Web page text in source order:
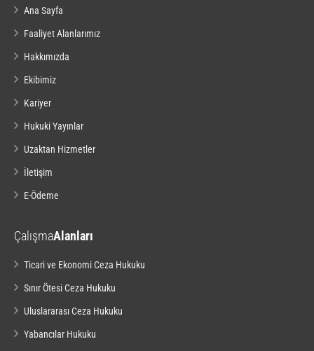
Ana Sayfa
Faaliyet Alanlarımız
Hakkımızda
Ekibimiz
Kariyer
Hukuki Yayınlar
Uzaktan Hizmetler
İletişim
E-Ödeme
ÇalışmaAlanları
Ticari ve Ekonomi Ceza Hukuku
Sınır Ötesi Ceza Hukuku
Uluslararası Ceza Hukuku
Yabancılar Hukuku